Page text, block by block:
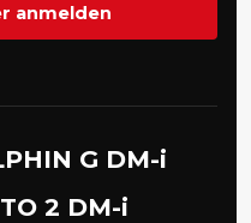
anmelden
G DM-i
2 DM-i